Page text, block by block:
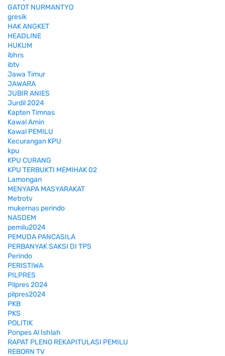
GATOT NURMANTYO
gresik
HAK ANGKET
HEADLINE
HUKUM
ibhrs
ibtv
Jawa Timur
JAWARA
JUBIR ANIES
Jurdil 2024
Kapten Timnas
Kawal Amin
Kawal PEMILU
Kecurangan KPU
kpu
KPU CURANG
KPU TERBUKTI MEMIHAK 02
Lamongan
MENYAPA MASYARAKAT
Metrotv
mukernas perindo
NASDEM
pemilu2024
PEMUDA PANCASILA
PERBANYAK SAKSI DI TPS
Perindo
PERISTIWA
PILPRES
Pilpres 2024
pilpres2024
PKB
PKS
POLITIK
Ponpes Al Ishlah
RAPAT PLENO REKAPITULASI PEMILU
REBORN TV